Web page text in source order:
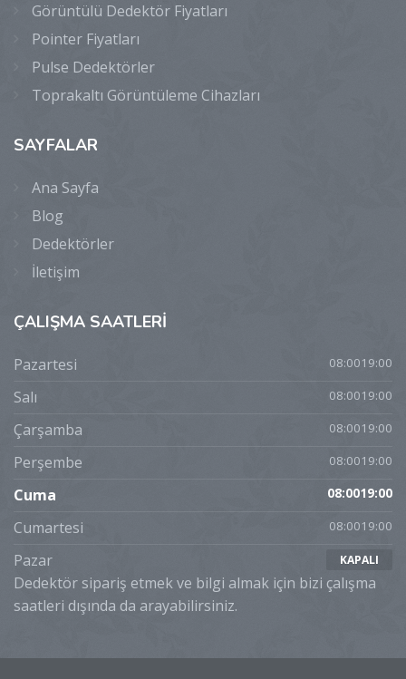
Görüntülü Dedektör Fiyatları
Pointer Fiyatları
Pulse Dedektörler
Toprakaltı Görüntüleme Cihazları
SAYFALAR
Ana Sayfa
Blog
Dedektörler
İletişim
ÇALIŞMA SAATLERİ
Pazartesi 08:0019:00
Salı 08:0019:00
Çarşamba 08:0019:00
Perşembe 08:0019:00
Cuma 08:0019:00
Cumartesi 08:0019:00
Pazar KAPALI
Dedektör sipariş etmek ve bilgi almak için bizi çalışma
saatleri dışında da arayabilirsiniz.